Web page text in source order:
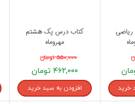
ریاضی
خرید
کتاب درس پک هشتم
مهروماه
۵۵۰,۰۰۰ تومان
۴۶۲,۰۰۰ تومان
افزودن به سبد خرید